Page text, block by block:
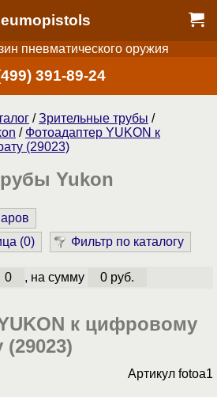
пневматического оружия
391-89-24
/Зрительные трубы /
/ Фотоадаптер YUKON к
(29023)
Yukon
(0) Фильтр по каталогу
0 , на сумму 0 руб.
к цифровому
Артикул fotoa1